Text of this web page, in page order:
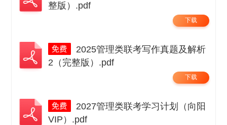
整版）.pdf
下载
2（完整版）.pdf
下载
VIP）.pdf